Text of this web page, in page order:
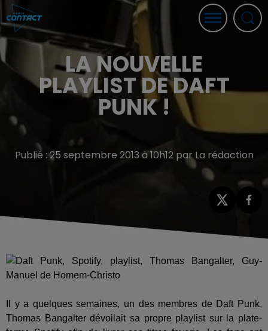
LA NOUVELLE
PLAYLIST DE DAFT
PUNK !
Publié : 25 septembre 2013 à 10h12 par La rédaction
Il y a quelques semaines, un des membres de Daft Punk,
Thomas Bangalter dévoilait sa propre playlist sur la plate-